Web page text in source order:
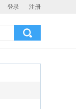
登录 注册